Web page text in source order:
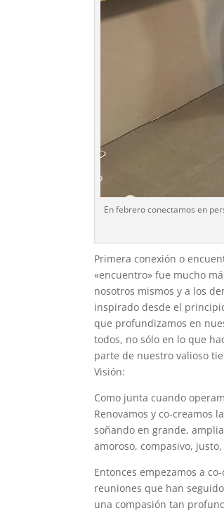
En febrero conectamos en
Primera conexión o
«encuentro» fue mucho
nosotros mismos y a los
inspirado desde el
que profundizamos en
todos, no sólo en lo que
parte de nuestro valioso
Visión:
Como junta cuando
Renovamos y co-creamos
soñando en grande,
amoroso, compasivo,
Entonces empezamos a
reuniones que han
una compasión tan